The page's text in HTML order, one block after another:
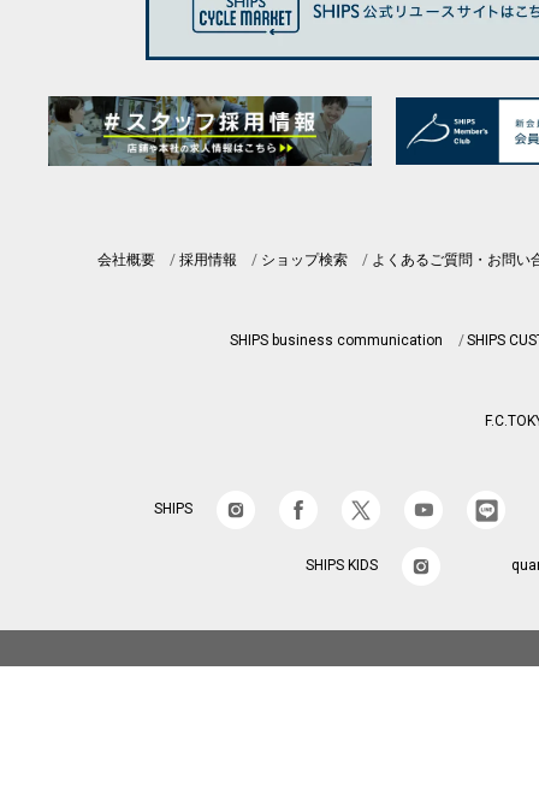
会社概要 採用情報 ショップ検索 よくあるご質問・お問い
SHIPS business communication SHIPS
SHIPS
SHIPS KIDS